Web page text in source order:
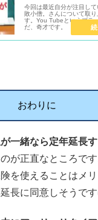
今回は最近自分が注目し
敗小僧。さんについて取り
す。You Tubeというプラ
だ、奇才です。
おわりに
一緒なら定年延長
が正直なところで
を使えることはメリ
長に同意しそうです